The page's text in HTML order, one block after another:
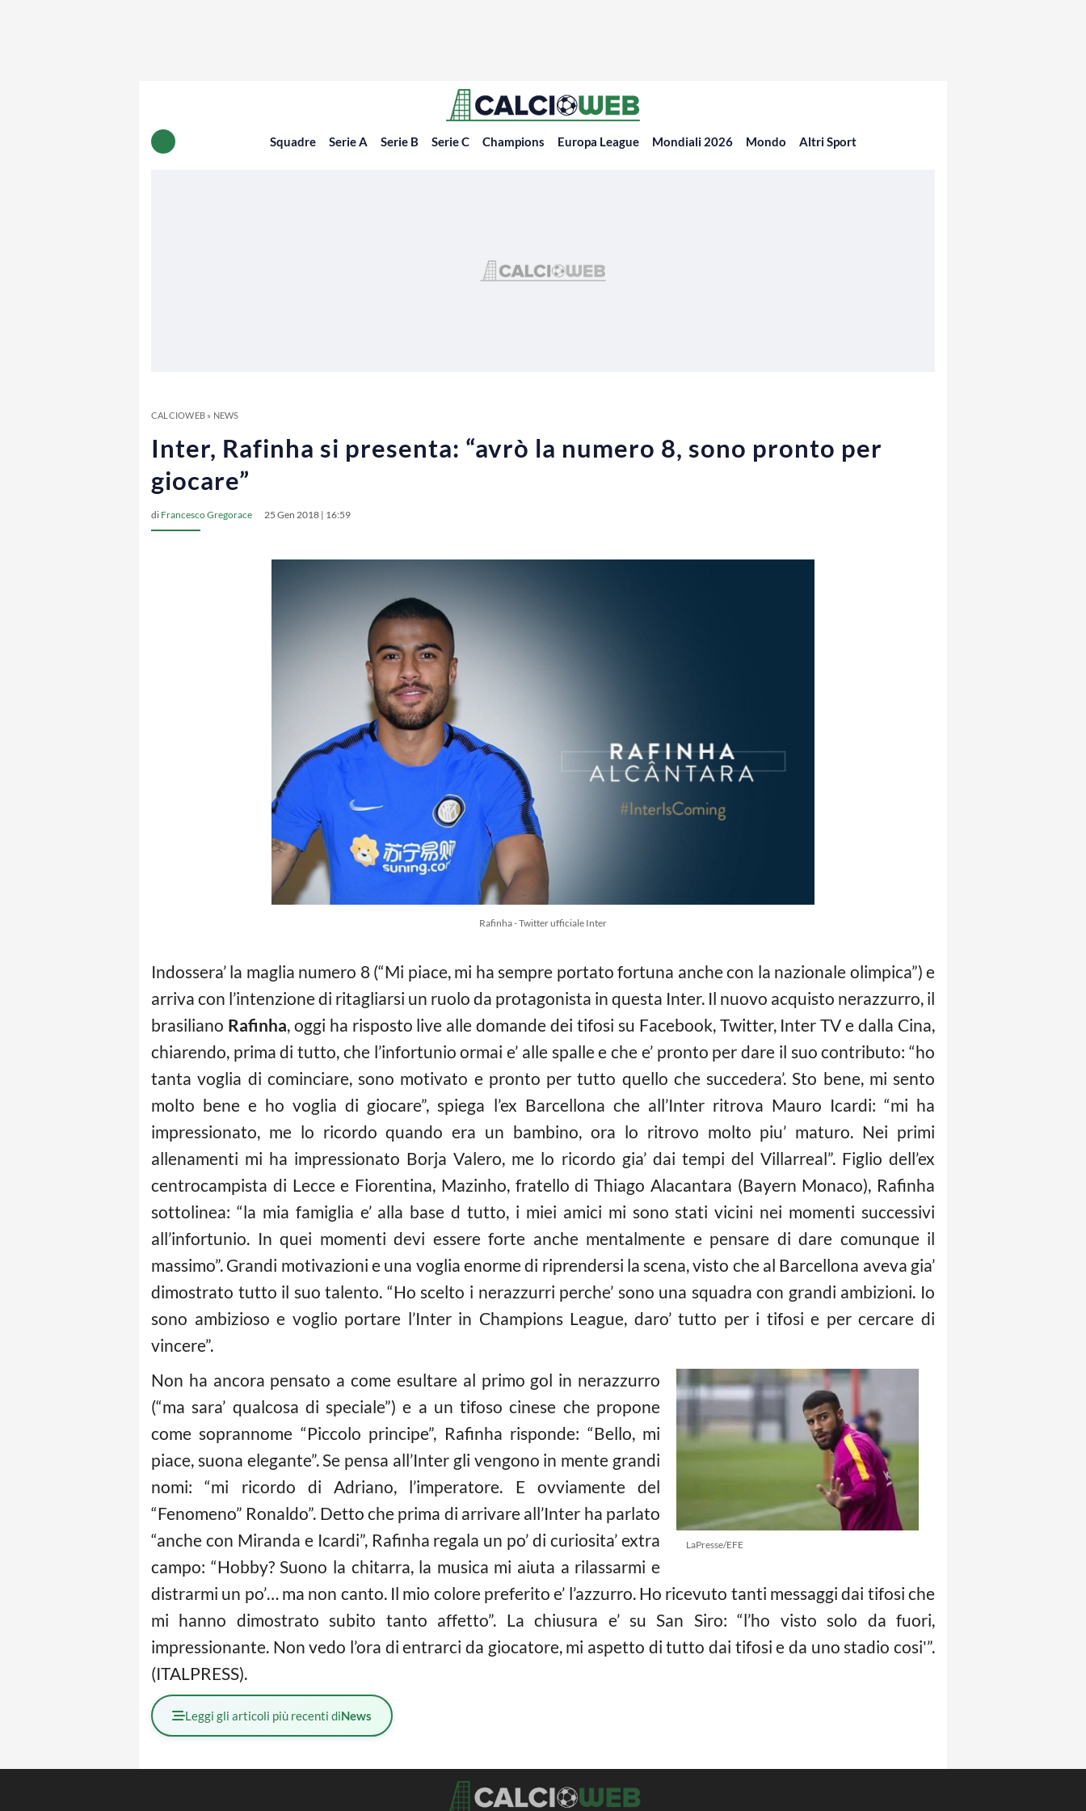
Squadre Serie A Serie B Serie C Champions Europa League Mondiali 2026 Mondo Altri Sport
CALCIOWEB» NEWS
Inter, Rafinha si presenta: “avrò la numero 8, sono pronto per
giocare”
di Francesco Gregorace 25 Gen 2018 | 16:59
Rafinha - Twitter ufficiale Inter
Indossera’ la maglia numero 8 (“Mi piace, mi ha sempre portato fortuna anche con la nazionale olimpica”) e
arriva con l’intenzione di ritagliarsi un ruolo da protagonista in questa Inter. Il nuovo acquisto nerazzurro, il
brasiliano Rafinha, oggi ha risposto live alle domande dei tifosi su Facebook, Twitter, Inter TV e dalla Cina,
chiarendo, prima di tutto, che l’infortunio ormai e’ alle spalle e che e’ pronto per dare il suo contributo: “ho
tanta voglia di cominciare, sono motivato e pronto per tutto quello che succedera’. Sto bene, mi sento
molto bene e ho voglia di giocare”, spiega l’ex Barcellona che all’Inter ritrova Mauro Icardi: “mi ha
impressionato, me lo ricordo quando era un bambino, ora lo ritrovo molto piu’ maturo. Nei primi
allenamenti mi ha impressionato Borja Valero, me lo ricordo gia’ dai tempi del Villarreal”. Figlio dell’ex
centrocampista di Lecce e Fiorentina, Mazinho, fratello di Thiago Alacantara (Bayern Monaco), Rafinha
sottolinea: “la mia famiglia e’ alla base d tutto, i miei amici mi sono stati vicini nei momenti successivi
all’infortunio. In quei momenti devi essere forte anche mentalmente e pensare di dare comunque il
massimo”. Grandi motivazioni e una voglia enorme di riprendersi la scena, visto che al Barcellona aveva gia’
dimostrato tutto il suo talento. “Ho scelto i nerazzurri perche’ sono una squadra con grandi ambizioni. Io
sono ambizioso e voglio portare l’Inter in Champions League, daro’ tutto per i tifosi e per cercare di
vincere”.
LaPresse/EFE
Non ha ancora pensato a come esultare al primo gol in nerazzurro
(“ma sara’ qualcosa di speciale”) e a un tifoso cinese che propone
come soprannome “Piccolo principe”, Rafinha risponde: “Bello, mi
piace, suona elegante”. Se pensa all’Inter gli vengono in mente grandi
nomi: “mi ricordo di Adriano, l’imperatore. E ovviamente del
“Fenomeno” Ronaldo”. Detto che prima di arrivare all’Inter ha parlato
“anche con Miranda e Icardi”, Rafinha regala un po’ di curiosita’ extra
campo: “Hobby? Suono la chitarra, la musica mi aiuta a rilassarmi e
distrarmi un po’… ma non canto. Il mio colore preferito e’ l’azzurro. Ho ricevuto tanti messaggi dai tifosi che
mi hanno dimostrato subito tanto affetto”. La chiusura e’ su San Siro: “l’ho visto solo da fuori,
impressionante. Non vedo l’ora di entrarci da giocatore, mi aspetto di tutto dai tifosi e da uno stadio cosi'”.
(ITALPRESS).
Leggi gli articoli più recenti diNews